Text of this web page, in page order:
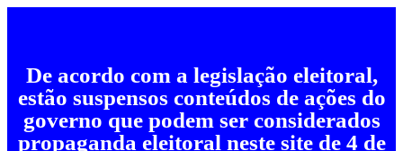
De acordo com a legislação eleitoral,
estão suspensos conteúdos de ações do
governo que podem ser considerados
propaganda eleitoral neste site de 4 de